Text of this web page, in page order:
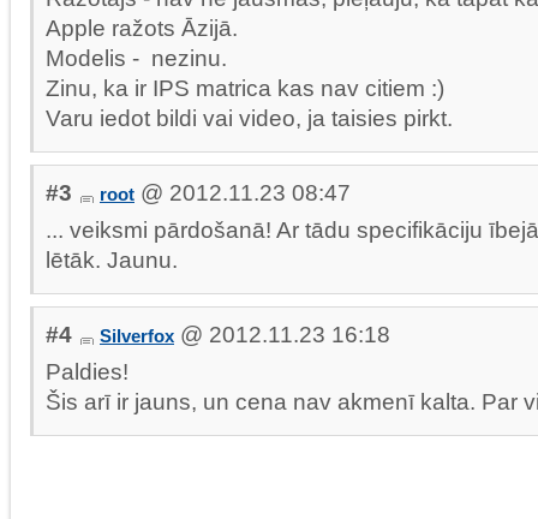
Apple ražots Āzijā.
Modelis - nezinu.
Zinu, ka ir IPS matrica kas nav citiem :)
Varu iedot bildi vai video, ja taisies pirkt.
#3 root @ 2012.11.23 08:47
... veiksmi pārdošanā! Ar tādu specifikāciju
lētāk. Jaunu.
#4 Silverfox @ 2012.11.23 16:18
Paldies!
Šis arī ir jauns, un cena nav akmenī kalta. Par